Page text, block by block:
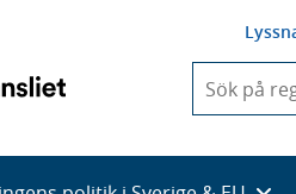
du
skriva